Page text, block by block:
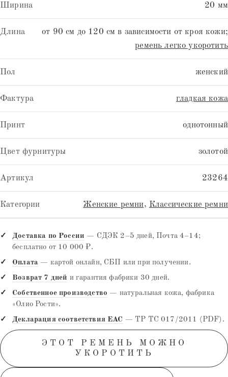
Ширина 20 мм
Длина
от 90 см до 120 см в зависимости от кроя кожи;
ремень легко укоротить
Пол женский
Фактура гладкая кожа
Принт однотонный
Цвет фурнитуры золотой
Артикул 23264
Категории Женские ремни, Классические ремни
Доставка по России — СДЭК 2–5 дней, Почта 4–14;
бесплатно от 10 000 ₽.
Оплата — картой онлайн, СБП или при получении.
Возврат 7 дней и гарантия фабрики 30 дней.
Собственное производство — натуральная кожа, фабрика
«Олио Рости».
Декларация соответствия EAC — ТР ТС 017/2011 (PDF).
ЭТОТ РЕМЕНЬ МОЖНО
УКОРОТИТЬ